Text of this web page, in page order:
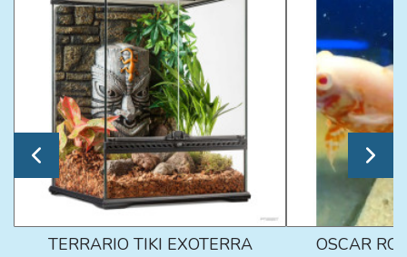
TERRARIO TIKI EXOTERRA OSCAR